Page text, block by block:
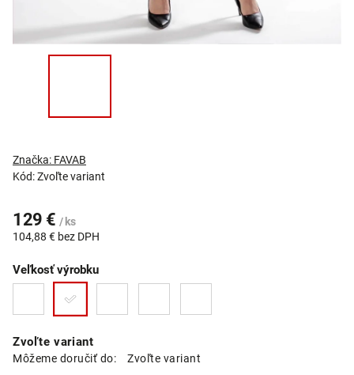
Kód:Zvoľte variant
Značka: FAVAB
129 € / ks
104,88 € bez DPH
Zvoľte variant
Môžeme doručiť do: Zvoľte variant
Veľkosť výrobku